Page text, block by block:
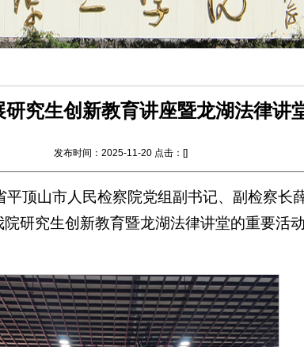
研究生创新教育讲座暨龙湖法律讲
发布时间：2025-11-20 点击：[]
顶山市人民检察院党组副书记、副检察长
研究生创新教育暨龙湖法律讲堂的重要活